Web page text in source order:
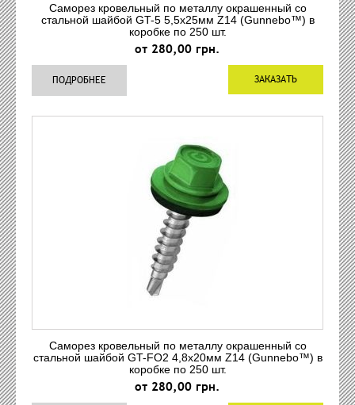
Саморез кровельный по металлу окрашенный со
стальной шайбой GT-5 5,5x25мм Z14 (Gunnebo™) в
коробке по 250 шт.
от 280,00 грн.
ЗАКАЗАТЬ
ПОДРОБНЕЕ
Саморез кровельный по металлу окрашенный со
стальной шайбой GT-FO2 4,8x20мм Z14 (Gunnebo™) в
коробке по 250 шт.
от 280,00 грн.